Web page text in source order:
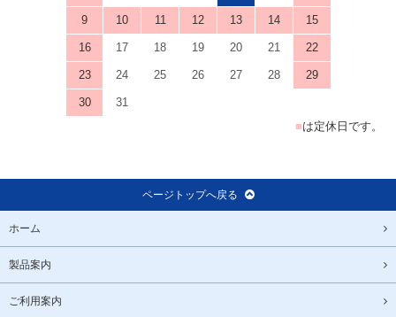
9 10 11 12 13 14 15
16 17 18 19 20 21 22
23 24 25 26 27 28 29
30
31
■は定休日です。
ページトップへ戻る
ホーム
製品案内
ご利用案内